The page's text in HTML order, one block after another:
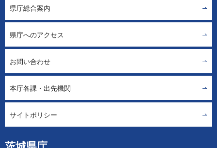
県庁総合案内
県庁へのアクセス
お問い合わせ
本庁各課・出先機関
サイトポリシー